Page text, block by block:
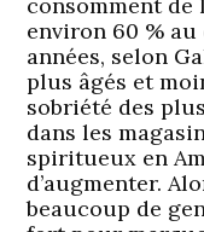
environ 60 %
années, selon
plus âgés et
sobriété des
dans les
spiritueux en
d’augmenter.
beaucoup de